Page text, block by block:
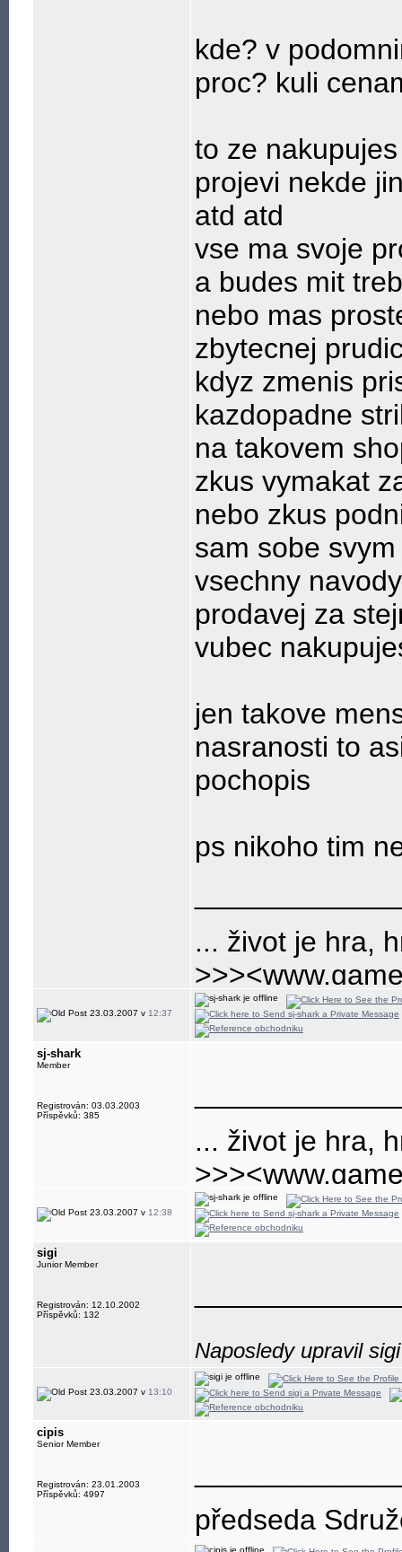
kde? v
proc? kuli
to ze
projevi nekde
atd atd
vse ma svoje
a budes mit
nebo mas
zbytecnej
kdyz zmenis
kazdopadne
na takovem
zkus vymakat
nebo zkus
sam sobe
vsechny
prodavej za
vubec
jen takove
nasranosti to
pochopis
ps nikoho tim
... život je hra,
nejlepsi a
23.03.2007 v 12:37
sj-shark
Member
Registrován: 03.03.2003
Příspěvků: 385
... život je hra,
nejlepsi a
23.03.2007 v 12:38
sigi
Junior Member
Registrován: 12.10.2002
Příspěvků: 132
Naposledy upravil
23.03.2007 v 13:10
cipis
Senior Member
Registrován: 23.01.2003
Příspěvků: 4997
předseda